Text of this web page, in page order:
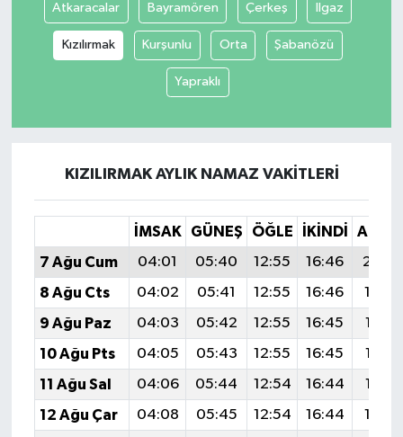
Atkaracalar Bayramören Çerkeş Ilgaz
Kızılırmak Kurşunlu Orta Şabanözü
Yapraklı
KIZILIRMAK AYLIK NAMAZ VAKITLERI
İMSAK GÜNEŞ ÖĞLE İKINDI
7 Ağu Cum
04:01 05:40 12:55 16:46
8 Ağu Cts
04:02 05:41 12:55 16:46
19:59
9 Ağu Paz
04:03 05:42 12:55 16:45
19:57
10 Ağu Pts
04:05 05:43 12:55 16:45
19:56
11 Ağu Sal
04:06 05:44 12:54 16:44
19:55
12 Ağu Çar
04:08 05:45 12:54 16:44
19:54